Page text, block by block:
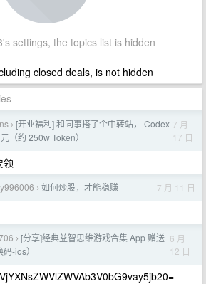
settings, the topics list is hidden
closed deals, is not hidden
› [开业福利] 和同事搭了个中转站， Codex
（约 250w Token）
7 月
17 日
领
› 如何炒股，才能稳赚 7 月 11 日
› [分享]经典益智思维游戏合集 App 赠送
-ios）
6 月
12 日